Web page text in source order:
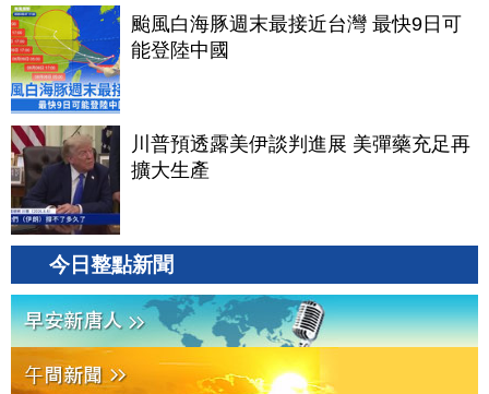
颱風白海豚週末最接近台灣 最快9日可
能登陸中國
川普預透露美伊談判進展 美彈藥充足再
擴大生產
今日整點新聞